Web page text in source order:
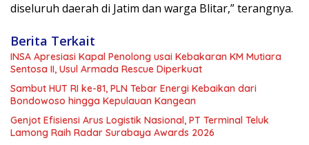
diseluruh daerah di Jatim dan warga Blitar,” terangnya.
Berita Terkait
INSA Apresiasi Kapal Penolong usai Kebakaran KM Mutiara
Sentosa II, Usul Armada Rescue Diperkuat
Sambut HUT RI ke-81, PLN Tebar Energi Kebaikan dari
Bondowoso hingga Kepulauan Kangean
Genjot Efisiensi Arus Logistik Nasional, PT Terminal Teluk
Lamong Raih Radar Surabaya Awards 2026